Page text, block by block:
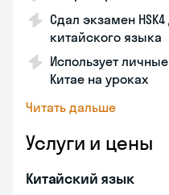
Сдал экзамен
китайского языка
Использует
Китае на уроках
Читать дальше
Услуги и цены
Китайский язык